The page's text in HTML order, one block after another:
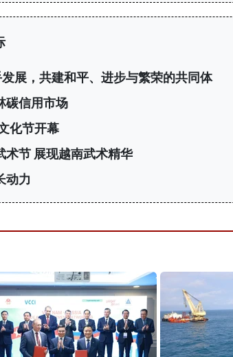
展，共建和平、进步与繁荣的共同体
碳信用市场
化节开幕
术节 展现越南武术精华
动力